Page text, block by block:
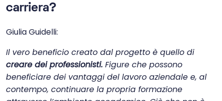
carriera?
Giulia Guidelli:
Il vero beneficio creato dal progetto è quello di
creare dei professionisti. Figure che possono
beneficiare dei vantaggi del lavoro aziendale e, al
contempo, continuare la propria formazione